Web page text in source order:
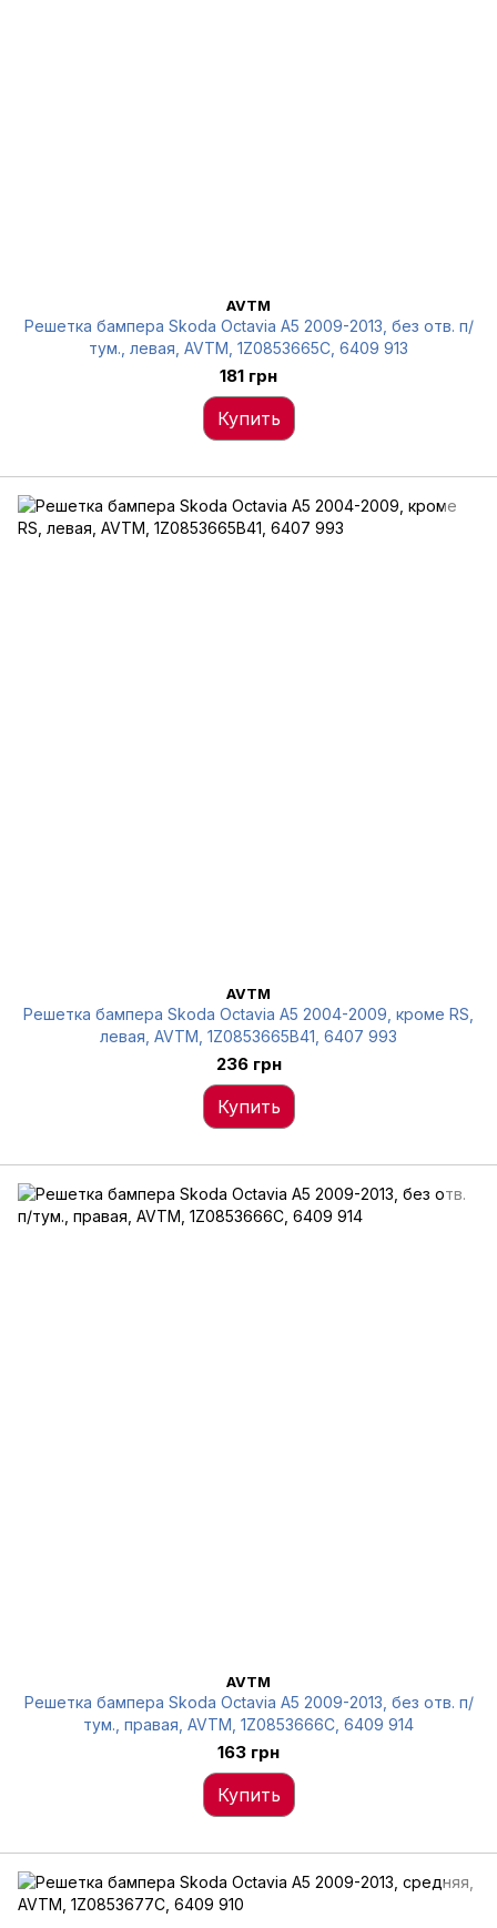
AVTM
Решетка бампера Skoda Octavia A5 2009-2013, без отв. п/
тум., левая, AVTM, 1Z0853665C, 6409 913
181 грн
Купить
AVTM
Решетка бампера Skoda Octavia A5 2004-2009, кроме RS,
левая, AVTM, 1Z0853665B41, 6407 993
236 грн
Купить
AVTM
Решетка бампера Skoda Octavia A5 2009-2013, без отв. п/
тум., правая, AVTM, 1Z0853666C, 6409 914
163 грн
Купить